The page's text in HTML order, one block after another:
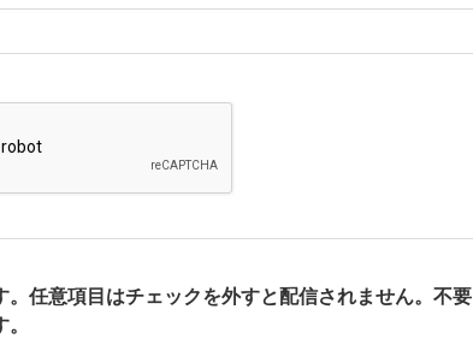
任意項目はチェックを外すと配信されません。不要